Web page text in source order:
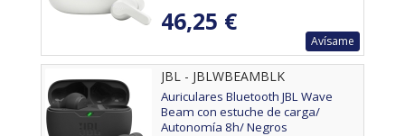
46,25 €
Avísame
JBL - JBLWBEAMBLK
Auriculares Bluetooth JBL Wave
Beam con estuche de carga/
Autonomía 8h/ Negros